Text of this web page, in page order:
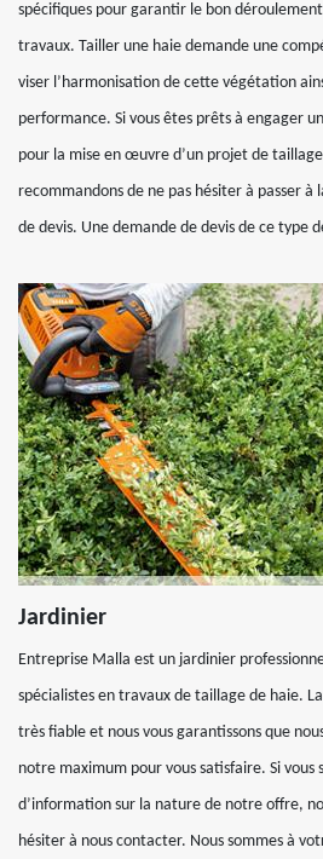
spécifiques pour garantir le bon
travaux. Tailler une haie demande une
viser l’harmonisation de cette végétation
performance. Si vous êtes prêts à engager
pour la mise en œuvre d’un projet de
recommandons de ne pas hésiter à passer
de devis. Une demande de devis de ce type
Jardinier
Entreprise Malla est un jardinier
spécialistes en travaux de taillage de haie.
très fiable et nous vous garantissons que
notre maximum pour vous satisfaire. Si vous
d’information sur la nature de notre offre,
hésiter à nous contacter. Nous sommes à